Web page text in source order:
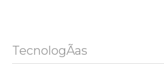
TecnologÃ­as